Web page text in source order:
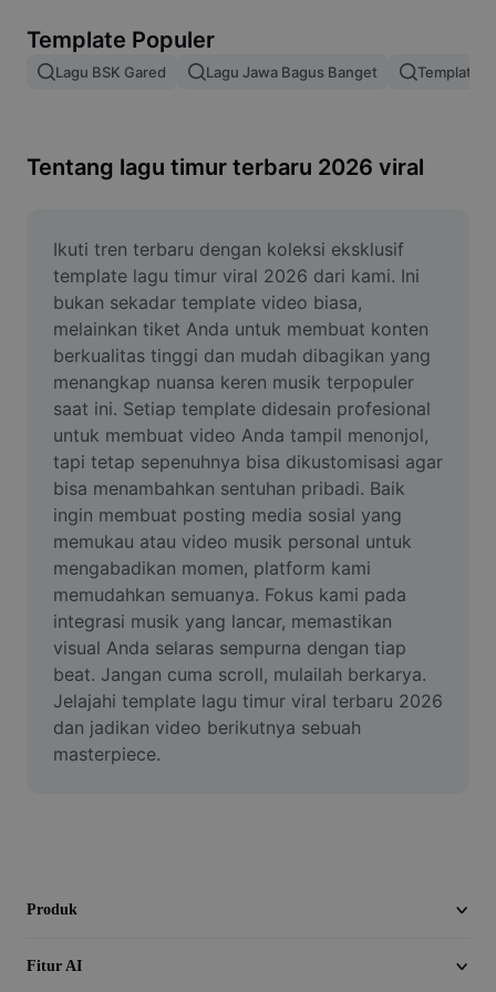
Gabung gambar
Ubah Ukuran Gambar
Pembuat Meme
AI Text Remover
AI People Remover
AI Inpainting
Face Cutout
Video
Hapus latar belakang video
Tingkatkan kualitas
Editor Video
Pangkas Video
Tambahkan Subtitle ke Video
Template Populer
Lagu BSK Gared Lagu Jawa Bagus Banget Template
Tentang lagu timur terbaru 2026 viral
Ikuti tren terbaru dengan koleksi eksklusif
template lagu timur viral 2026 dari kami. Ini
bukan sekadar template video biasa,
melainkan tiket Anda untuk membuat konten
berkualitas tinggi dan mudah dibagikan yang
menangkap nuansa keren musik terpopuler
saat ini. Setiap template didesain profesional
untuk membuat video Anda tampil menonjol,
tapi tetap sepenuhnya bisa dikustomisasi agar
bisa menambahkan sentuhan pribadi. Baik
ingin membuat posting media sosial yang
memukau atau video musik personal untuk
mengabadikan momen, platform kami
memudahkan semuanya. Fokus kami pada
integrasi musik yang lancar, memastikan
visual Anda selaras sempurna dengan tiap
beat. Jangan cuma scroll, mulailah berkarya.
Jelajahi template lagu timur viral terbaru 2026
dan jadikan video berikutnya sebuah
masterpiece.
Produk
Fitur AI